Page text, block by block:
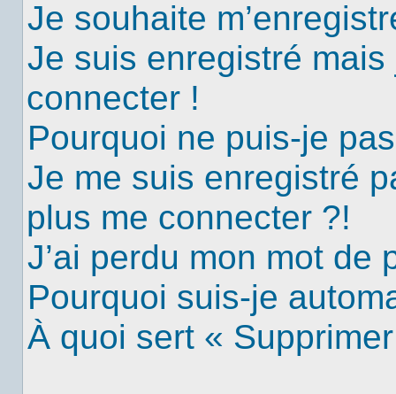
Je souhaite
Je suis enregistré
connecter !
Pourquoi ne puis-je
Je me suis enregistré
plus me connecter ?!
J’ai perdu mon mot de
Pourquoi suis-je
À quoi sert «